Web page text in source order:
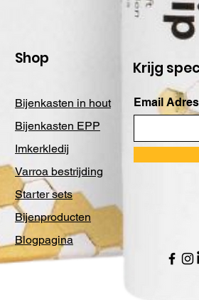
Shop
Bijenkasten in hout
Bijenkasten EPP
Imkerkledij
Varroa bestrijding
Starter sets
Bijenproducten
Blogpagina
Krijg
Email